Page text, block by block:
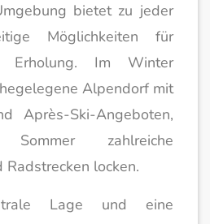
bietet zu jeder
Möglichkeiten für
Erholung. Im Winter
Alpendorf mit
Après-Ski-Angeboten,
zahlreiche
locken.
Lage und eine